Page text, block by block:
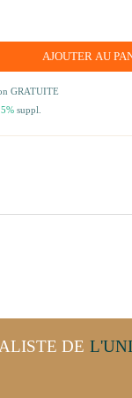
AJOUTER AU
GRATUITE
suppl.
DE